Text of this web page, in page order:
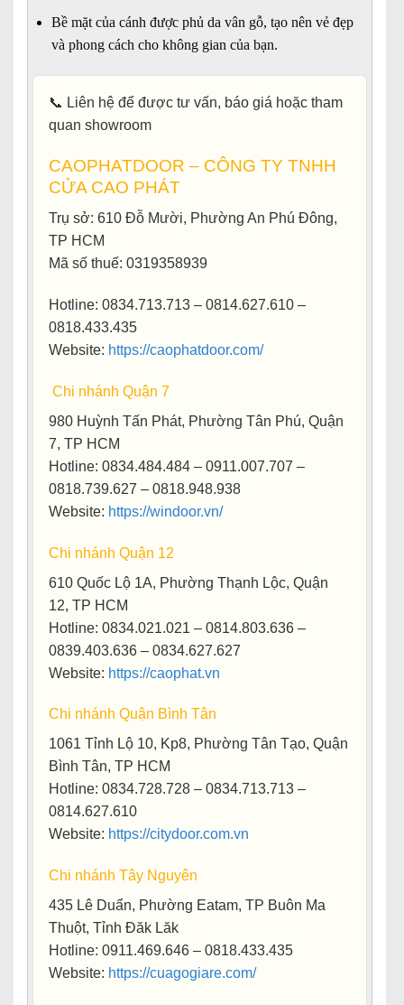
Bề mặt của cánh được phủ da vân gỗ, tạo nên vẻ đẹp
và phong cách cho không gian của bạn.
📞 Liên hệ để được tư vấn, báo giá hoặc tham
quan showroom
CAOPHATDOOR – CÔNG TY TNHH
CỬA CAO PHÁT
Trụ sở: 610 Đỗ Mười, Phường An Phú Đông,
TP HCM
Mã số thuế: 0319358939
Hotline: 0834.713.713 – 0814.627.610 –
0818.433.435
Website: https://caophatdoor.com/
Chi nhánh Quận 7
980 Huỳnh Tấn Phát, Phường Tân Phú, Quận
7, TP HCM
Hotline: 0834.484.484 – 0911.007.707 –
0818.739.627 – 0818.948.938
Website: https://windoor.vn/
Chi nhánh Quận 12
610 Quốc Lộ 1A, Phường Thạnh Lộc, Quận
12, TP HCM
Hotline: 0834.021.021 – 0814.803.636 –
0839.403.636 – 0834.627.627
Website: https://caophat.vn
Chi nhánh Quận Bình Tân
1061 Tỉnh Lộ 10, Kp8, Phường Tân Tạo, Quận
Bình Tân, TP HCM
Hotline: 0834.728.728 – 0834.713.713 –
0814.627.610
Website: https://citydoor.com.vn
Chi nhánh Tây Nguyên
435 Lê Duẩn, Phường Eatam, TP Buôn Ma
Thuột, Tỉnh Đăk Lăk
Hotline: 0911.469.646 – 0818.433.435
Website: https://cuagogiare.com/